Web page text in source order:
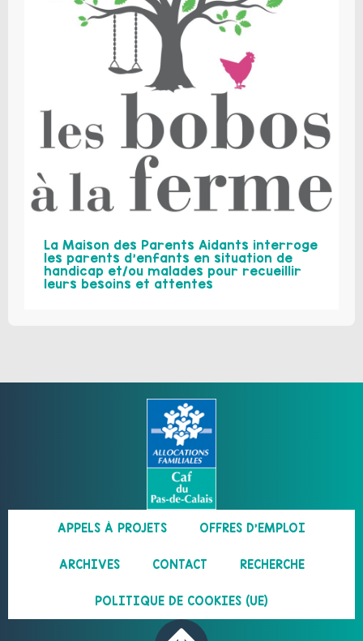
La Maison des Parents Aidants interroge
les parents d’enfants en situation de
handicap et/ou malades pour recueillir
leurs besoins et attentes
APPELS À PROJETS OFFRES D’EMPLOI
ARCHIVES CONTACT RECHERCHE
POLITIQUE DE COOKIES (UE)